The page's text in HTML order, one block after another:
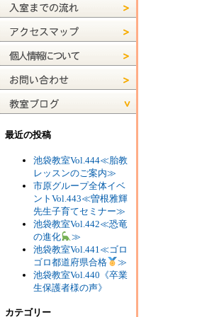
最近の投稿
池袋教室Vol.444≪胎教
レッスンのご案内≫
市原グループ全体イベ
ントVol.443≪曽根雅輝
先生子育てセミナー≫
池袋教室Vol.442≪恐竜
の進化
≫
池袋教室Vol.441≪ゴロ
ゴロ都道府県合格
≫
池袋教室Vol.440《卒業
生保護者様の声》
カテゴリー